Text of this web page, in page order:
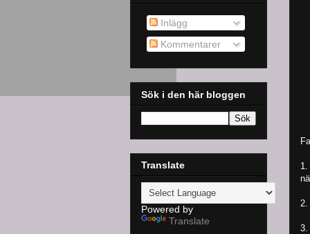
2.
3.
Inlägg
Kommentarer
Sök i den här bloggen
Translate
Powered by
Translate